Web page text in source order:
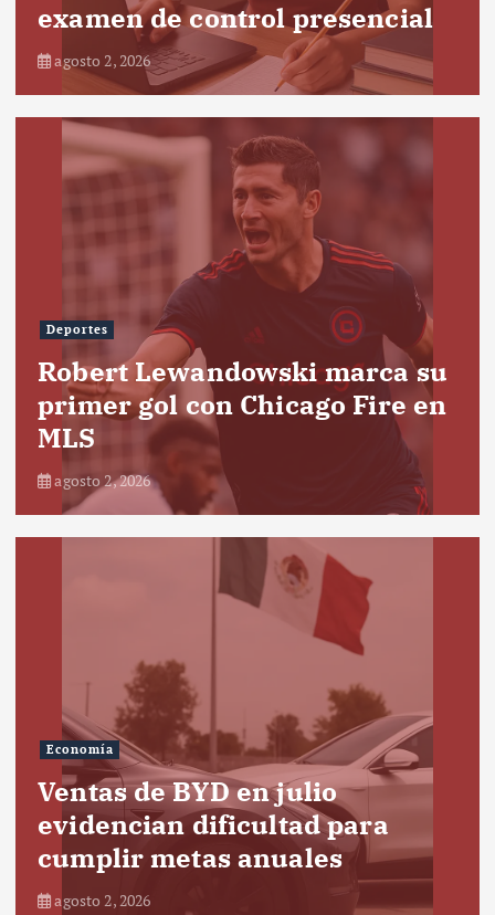
examen de control presencial
agosto 2, 2026
Deportes
Robert Lewandowski marca su
primer gol con Chicago Fire en
MLS
agosto 2, 2026
Economía
Ventas de BYD en julio
evidencian dificultad para
cumplir metas anuales
agosto 2, 2026